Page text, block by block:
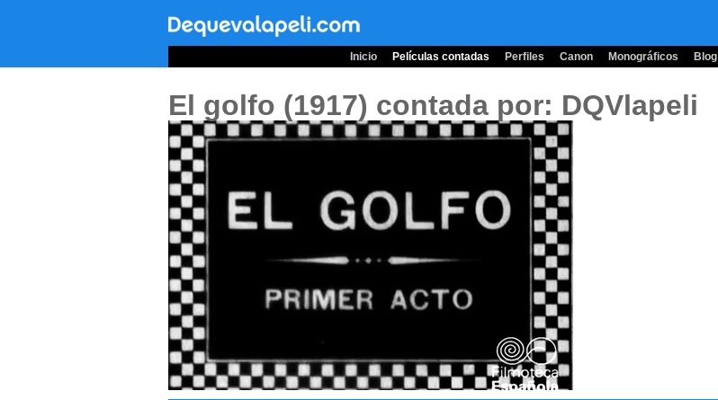
Inicio Películas contadas Perfiles Canon Monográficos Blog
El golfo (1917) contada por: DQVlapeli